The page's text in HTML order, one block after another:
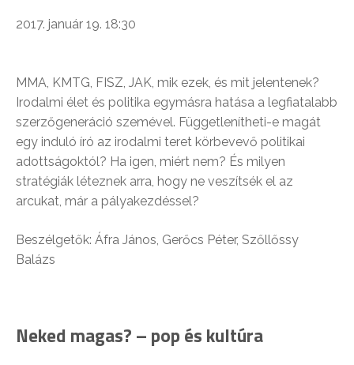
2017. január 19. 18:30
MMA, KMTG, FISZ, JAK, mik ezek, és mit jelentenek?
Irodalmi élet és politika egymásra hatása a legfiatalabb
szerzőgeneráció szemével. Függetlenítheti-e magát
egy induló író az irodalmi teret körbevevő politikai
adottságoktól? Ha igen, miért nem? És milyen
stratégiák léteznek arra, hogy ne veszítsék el az
arcukat, már a pályakezdéssel?
Beszélgetők: Áfra János, Gerőcs Péter, Szőllőssy
Balázs
Neked magas? – pop és kultúra